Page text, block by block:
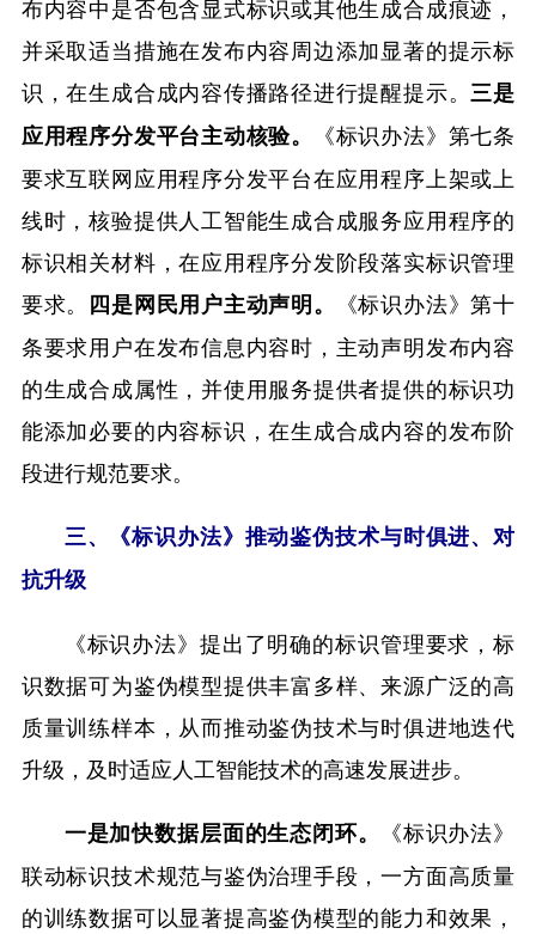
布内容中是否包含显式标识或其他生成合成痕迹，
并采取适当措施在发布内容周边添加显著的提示标
识，在生成合成内容传播路径进行提醒提示。三是
应用程序分发平台主动核验。
《标识办法》第七条
要求互联网应用程序分发平台在应用程序上架或上
线时，核验提供人工智能生成合成服务应用程序的
标识相关材料，在应用程序分发阶段落实标识管理
要求。 四是网民用户主动声明。
《标识办法》第十
条要求用户在发布信息内容时，主动声明发布内容
的生成合成属性，并使用服务提供者提供的标识功
能添加必要的内容标识，在生成合成内容的发布阶
段进行规范要求。
三、《标识办法》推动鉴伪技术与时俱进、对
抗升级
《标识办法》提出了明确的标识管理要求，标
识数据可为鉴伪模型提供丰富多样、来源广泛的高
质量训练样本，从而推动鉴伪技术与时俱进地迭代
升级，及时适应人工智能技术的高速发展进步。
一是加快数据层面的生态闭环。
《标识办法》
联动标识技术规范与鉴伪治理手段，一方面高质量
的训练数据可以显著提高鉴伪模型的能力和效果，